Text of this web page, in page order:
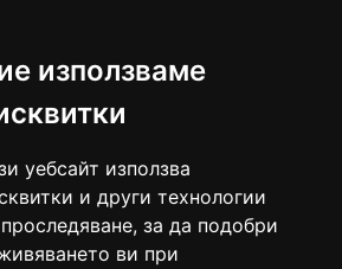
използваме
уебсайт използва
и други технологии
за да подобри
ви при
година.
Ботев" 43
абонаменти